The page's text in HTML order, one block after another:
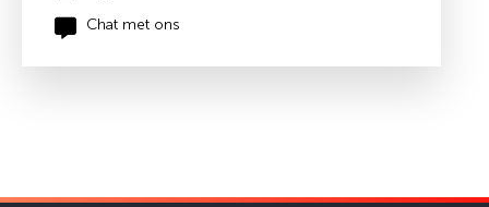
Chat met ons